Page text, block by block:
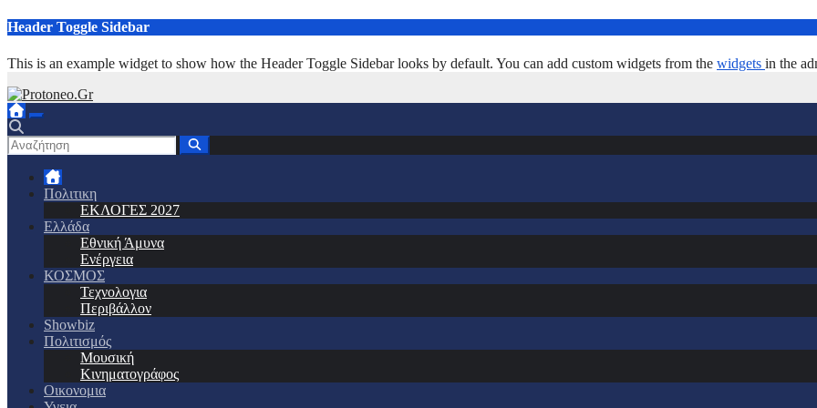
Μετάβαση
περιεχόμενο
Header Toggle Sidebar
This is an example widget to show how the Header Toggle Sidebar looks by default. You can add custom widgets from the widgets in the
Πολιτικη
ΕΚΛΟΓΕΣ 2027
Ελλάδα
Εθνική Άμυνα
Ενέργεια
ΚΟΣΜΟΣ
Τεχνολογια
Περιβάλλον
Showbiz
Πολιτισμός
Μουσική
Κινηματογράφος
Οικονομια